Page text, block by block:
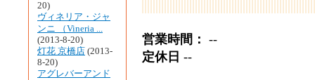
20)
ヴィネリア・ジャ
ンニ （Vineria ...
(2013-8-20)
灯花 京橋店 (2013-
8-20)
アグレバーアンド
営業時間： --
定休日 --